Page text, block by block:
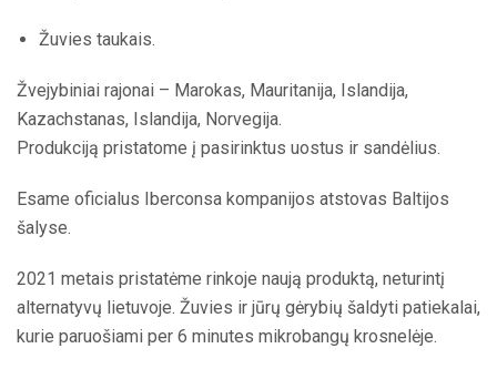
Žuvies taukais.
Žvejybiniai rajonai – Marokas, Mauritanija, Islandija,
Kazachstanas, Islandija, Norvegija.
Produkciją pristatome į pasirinktus uostus ir sandėlius.
Esame oficialus Iberconsa kompanijos atstovas Baltijos
šalyse.
2021 metais pristatėme rinkoje naują produktą, neturintį
alternatyvų lietuvoje. Žuvies ir jūrų gėrybių šaldyti patiekalai,
kurie paruošiami per 6 minutes mikrobangų krosnelėje.